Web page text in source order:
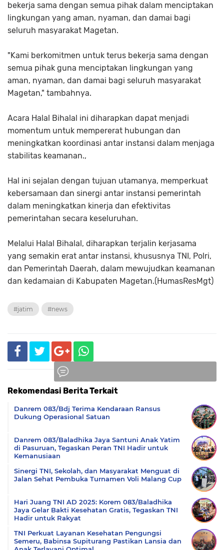
bekerja sama dengan semua pihak dalam menciptakan
lingkungan yang aman, nyaman, dan damai bagi
seluruh masyarakat Magetan.
"Kami berkomitmen untuk terus bekerja sama dengan
semua pihak guna menciptakan lingkungan yang
aman, nyaman, dan damai bagi seluruh masyarakat
Magetan," tambahnya.
Acara Halal Bihalal ini diharapkan dapat menjadi
momentum untuk mempererat hubungan dan
meningkatkan koordinasi antar instansi dalam menjaga
stabilitas keamanan.,
Hal ini sejalan dengan tujuan utamanya, memperkuat
kebersamaan dan sinergi antar instansi pemerintah
dalam meningkatkan kinerja dan efektivitas
pemerintahan secara keseluruhan.
Melalui Halal Bihalal, diharapkan terjalin kerjasama
yang semakin erat antar instansi, khususnya TNI, Polri,
dan Pemerintah Daerah, dalam mewujudkan keamanan
dan kedamaian di Kabupaten Magetan.(HumasResMgt)
#jatim #news
Rekomendasi Berita Terkait
Danrem 083/Bdj Terima Kendaraan Ransus
Dukung Operasional Satuan
Danrem 083/Baladhika Jaya Santuni Anak Yatim
di Pasuruan, Tegaskan Peran TNI Hadir untuk
Kemanusiaan
Sinergi TNI, Sekolah, dan Masyarakat Menguat di
Jalan Sehat Pembuka Turnamen Voli Malang Cup
Hari Juang TNI AD 2025: Korem 083/Baladhika
Jaya Gelar Bakti Kesehatan Gratis, Tegaskan TNI
Hadir untuk Rakyat
TNI Perkuat Layanan Kesehatan Pengungsi
Semeru, Babinsa Supiturang Pastikan Lansia dan